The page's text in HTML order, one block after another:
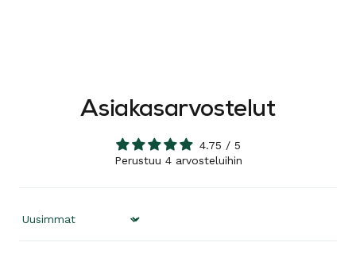
Asiakasarvostelut
4.75 / 5
Perustuu 4 arvosteluihin
Sort by